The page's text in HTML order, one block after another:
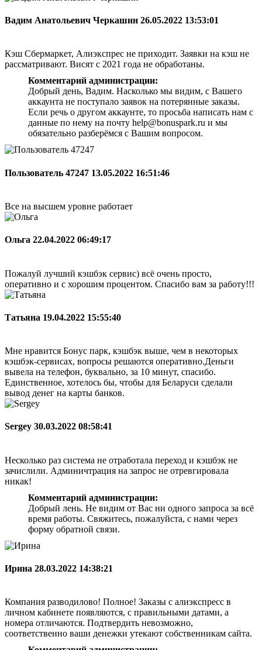
Вадим Анатольевич Черкашин 26.05.2022 13:53:01
Кэш Сбермаркет, Алиэкспрес не приходит. Заявки на кэш не
рассматривают. Висят с 2021 года не обработаны.
Комментарий администрации:
Добрый день, Вадим. Насколько мы видим, с Вашего
аккаунта не поступало заявок на потерянные заказы.
Если речь о другом аккаунте, то просьба написать нам с
данные по нему на почту help@bonuspark.ru и мы
обязательно разберёмся с Вашим вопросом.
Пользователь 47247 13.05.2022 16:51:46
Все на высшем уровне работает
Ольга 22.04.2022 06:49:17
Пожалуй лучший кэшбэк сервис) всё очень просто,
оперативно и с хорошим процентом. Спасибо вам за работу!!!
Татьяна 19.04.2022 15:55:40
Мне нравится Бонус парк, кэшбэк выше, чем в некоторых
кэшбэк-сервисах, вопросы решаются оперативно.Деньги
вывела на телефон, буквально, за 10 минут, спасибо.
Единственное, хотелось бы, чтобы для Беларуси сделали
вывод денег на карты банков.
Sergey 30.03.2022 08:58:41
Несколько раз система не отработала переход и кэшбэк не
зачислили. Админичтрация на запрос не отревгировала
никак!
Комментарий администрации:
Добрый лень. Не видим от Вас ни одного запроса за всё
время работы. Свяжитесь, пожалуйста, с нами через
форму обратной связи.
Ирина 28.03.2022 14:38:21
Компания разводилово! Полное! Заказы с алиэкспресс в
личном кабинете появляются, с правильными датами, а
номера отличаются. Подтвердить невозможно,
соответственно ваши денежки утекают собственникам сайта.